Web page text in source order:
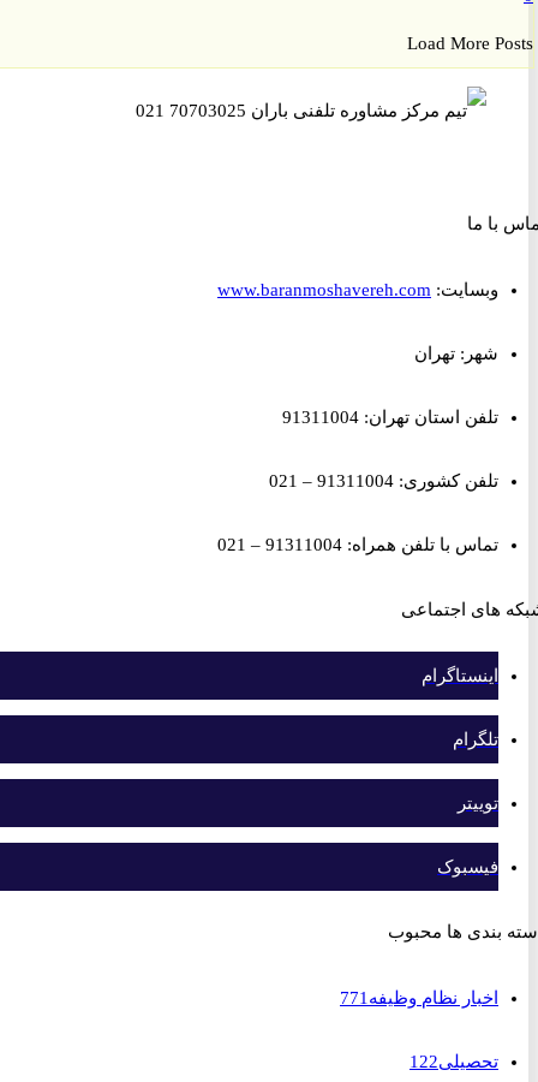
Load More
ما
وبسایت:www.baranmoshavereh.com
شهر: تهران
تلفن استان تهران: 91311004
تلفن کشوری: 91311004 – 021
تماس با تلفن همراه: 91311004 – 021
اجتماعی
اینستاگرام
تلگرام
توییتر
فیسبوک
ها محبوب
اخبار نظام وظیفه771
تحصیلی122